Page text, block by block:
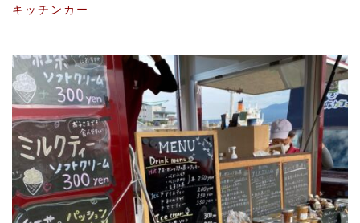
キッチンカー